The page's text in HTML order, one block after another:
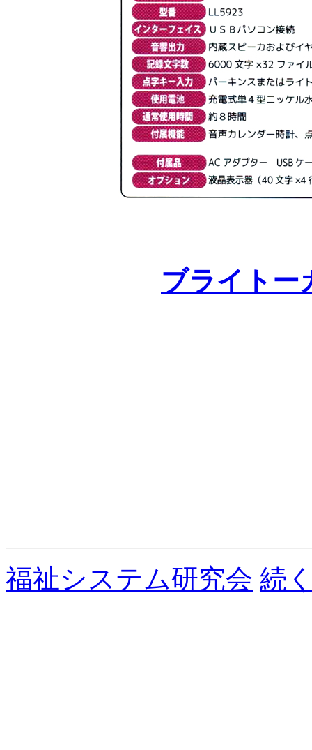
ブライトー
福祉システム研究会 続